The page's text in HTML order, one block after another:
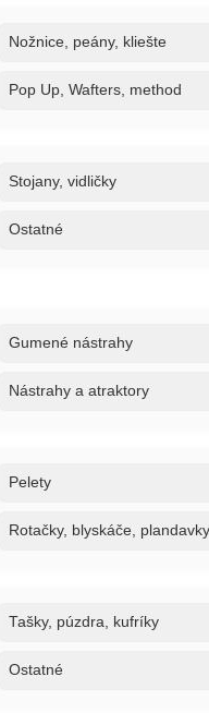
Nožnice, peány, kliešte
Pop Up, Wafters, method
Stojany, vidličky
Ostatné
Gumené nástrahy
Nástrahy a atraktory
Pelety
Rotačky, blyskáče, plandavky
Tašky, púzdra, kufríky
Ostatné